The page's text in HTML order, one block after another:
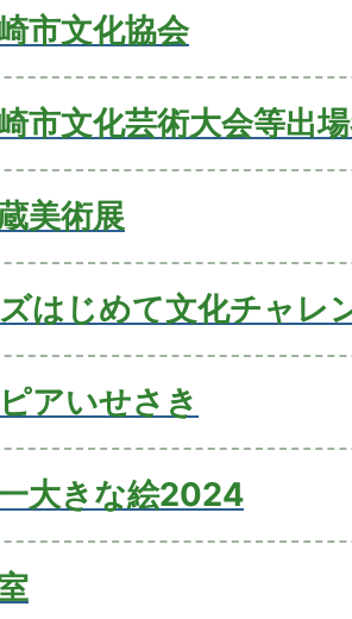
市文化協会
市文化芸術大会等出
美術展
はじめて文化チャレ
アいせさき
大きな絵2024